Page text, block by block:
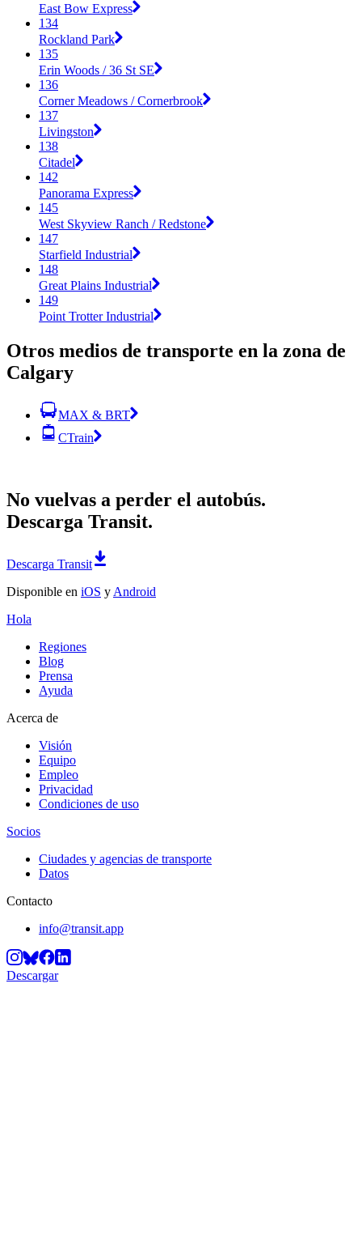
East Bow Express
134
Rockland Park
135
Erin Woods / 36 St SE
136
Corner Meadows / Cornerbrook
137
Livingston
138
Citadel
142
Panorama Express
145
West Skyview Ranch / Redstone
147
Starfield Industrial
148
Great Plains Industrial
149
Point Trotter Industrial
Otros medios de transporte en la zona de
Calgary
MAX & BRT
CTrain
No vuelvas a perder el autobús.
Descarga Transit.
Descarga Transit
Disponible en iOS y Android
Hola
Regiones
Blog
Prensa
Ayuda
Acerca de
Visión
Equipo
Empleo
Privacidad
Condiciones de uso
Socios
Ciudades y agencias de transporte
Datos
Contacto
info@transit.app
Descargar